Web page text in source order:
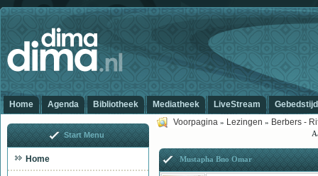
Home Agenda Bibliotheek Mediatheek LiveStream
Voorpagina » Lezingen » Berbers -
Mustapha Bno Omar
Start Menu
Home